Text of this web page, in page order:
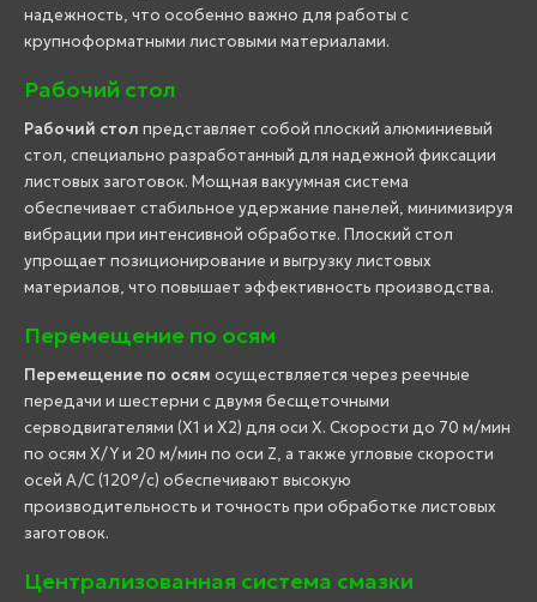
надежность, что особенно важно для работы с
крупноформатными листовыми материалами.
Рабочий стол
Рабочий стол представляет собой плоский алюминиевый
стол, специально разработанный для надежной фиксации
листовых заготовок. Мощная вакуумная система
обеспечивает стабильное удержание панелей, минимизируя
вибрации при интенсивной обработке. Плоский стол
упрощает позиционирование и выгрузку листовых
материалов, что повышает эффективность производства.
Перемещение по осям
Перемещение по осям осуществляется через реечные
передачи и шестерни с двумя бесщеточными
серводвигателями (X1 и X2) для оси X. Скорости до 70 м/мин
по осям X/Y и 20 м/мин по оси Z, а также угловые скорости
осей A/C (120°/с) обеспечивают высокую
производительность и точность при обработке листовых
заготовок.
Централизованная система смазки